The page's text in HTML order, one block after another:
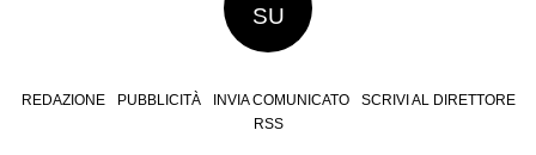
SU
REDAZIONE PUBBLICITÀ INVIA COMUNICATO
SCRIVI AL DIRETTORE
RSS